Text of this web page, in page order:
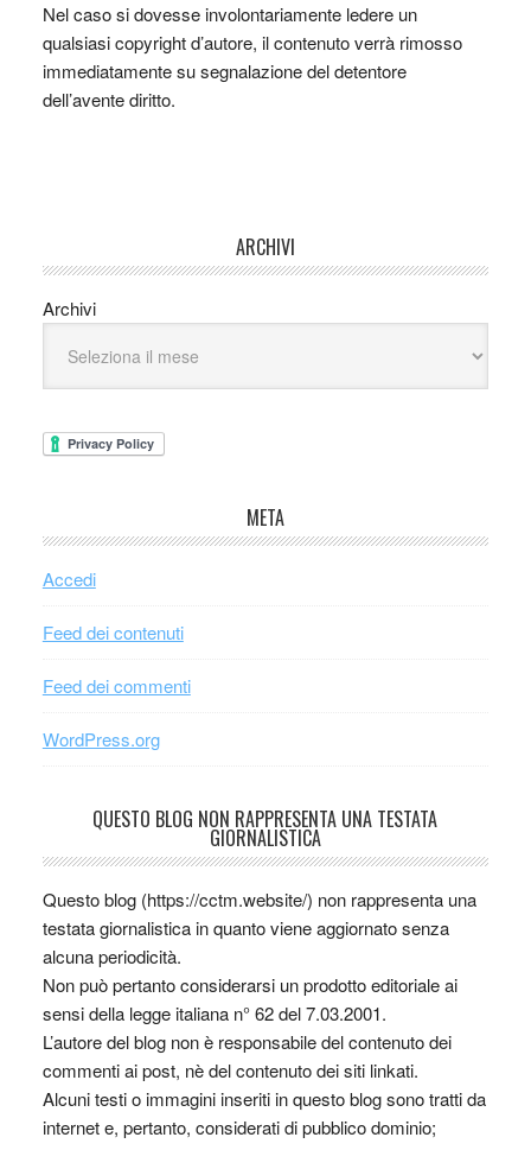
Nel caso si dovesse involontariamente ledere un
qualsiasi copyright d’autore, il contenuto verrà rimosso
immediatamente su segnalazione del detentore
dell’avente diritto.
ARCHIVI
Archivi
META
Accedi
Feed dei contenuti
Feed dei commenti
WordPress.org
QUESTO BLOG NON RAPPRESENTA UNA TESTATA
GIORNALISTICA
Questo blog (https://cctm.website/) non rappresenta una
testata giornalistica in quanto viene aggiornato senza
alcuna periodicità.
Non può pertanto considerarsi un prodotto editoriale ai
sensi della legge italiana n° 62 del 7.03.2001.
L’autore del blog non è responsabile del contenuto dei
commenti ai post, nè del contenuto dei siti linkati.
Alcuni testi o immagini inseriti in questo blog sono tratti da
internet e, pertanto, considerati di pubblico dominio;